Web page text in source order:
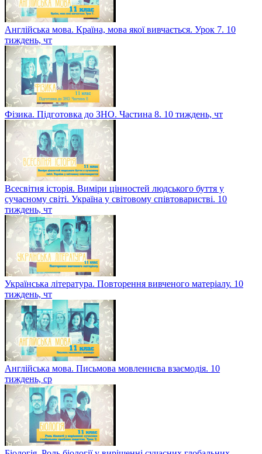
Англійська мова. Країна, мова якої вивчається. Урок 7. 10
тиждень, чт
Фізика. Підготовка до ЗНО. Частина 8. 10 тиждень, чт
Всесвітня історія. Виміри цінностей людського буття у
сучасному світі. Україна у світовому співтоваристві. 10
тиждень, чт
Українська література. Повторення вивченого матеріалу. 10
тиждень, чт
Англійська мова. Письмова мовленнєва взаємодія. 10
тиждень, ср